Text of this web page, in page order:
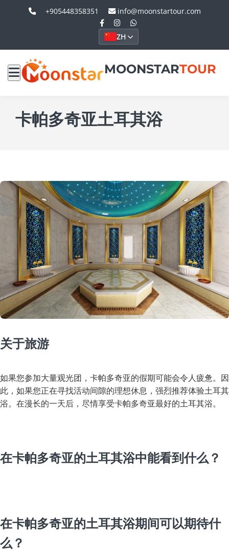
+905448358351 info@moonstartour.com
ZH
MOONSTARTOUR
卡帕多奇亚土耳其浴
关于旅游
如果您参加大量观光团，卡帕多奇亚的假期可能会令人疲惫。因
此，如果您正在寻找活动间隙的理想休息，强烈推荐体验土耳其
浴。在漫长的一天后，尽情享受卡帕多奇亚最好的土耳其浴。
在卡帕多奇亚的土耳其浴中能看到什么？
在卡帕多奇亚的土耳其浴期间可以期待什
么？